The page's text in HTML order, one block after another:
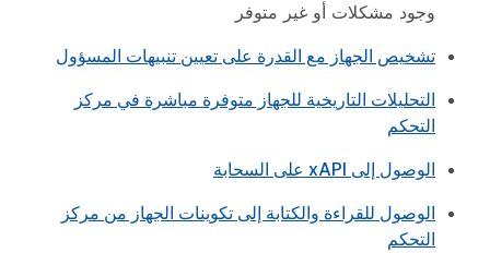
وجود مشكلات أو غير متوفر
تشخيص الجهاز مع القدرة على تعيين تنبيهات المسؤول
التحليلات التاريخية للجهاز متوفرة مباشرة في مركز
التحكم
الوصول إلى xAPI على السحابة
الوصول للقراءة والكتابة إلى تكوينات الجهاز من مركز
التحكم